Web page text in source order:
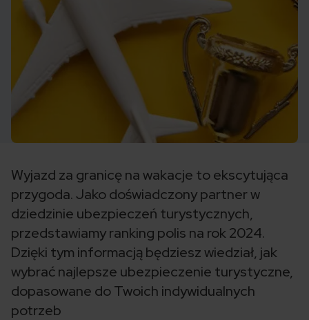
Wyjazd za granicę na wakacje to ekscytująca
przygoda. Jako doświadczony partner w
dziedzinie ubezpieczeń turystycznych,
przedstawiamy ranking polis na rok 2024.
Dzięki tym informacją będziesz wiedział, jak
wybrać najlepsze ubezpieczenie turystyczne,
dopasowane do Twoich indywidualnych
potrzeb